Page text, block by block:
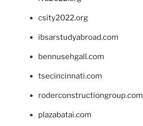
csity2022.org
ibsarstudyabroad.com
bennusehgall.com
tsecincinnati.com
roderconstructiongroup.com
plazabatai.com